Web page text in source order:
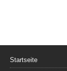
Startseite